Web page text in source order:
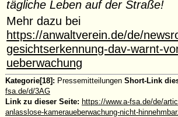
tägliche Leben auf der Straße!
Mehr dazu bei
https://anwaltverein.de/de/
gesichtserkennung-dav-warnt-
ueberwachung
Kategorie[18]: Pressemitteilungen Short-Link
fsa.de/d/3AG
Link zu dieser Seite: https://www.a-fsa.de/de/
anlasslose-kameraueberwachung-nicht-